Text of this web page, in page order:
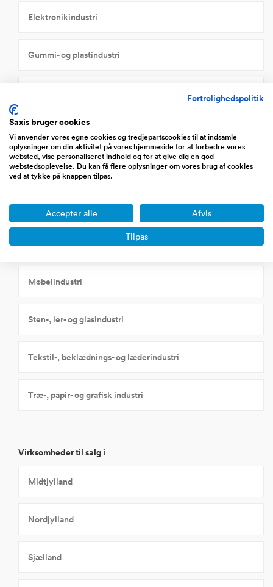
Elektronikindustri
Gummi- og plastindustri
Landbrug, fiskeri og råvareudvinding
Levnedsmiddelindustri
Maskinindustri
Mineralolie- og kemisk industri
Møbelindustri
Sten-, ler- og glasindustri
Tekstil-, beklædnings- og læderindustri
Træ-, papir- og grafisk industri
Virksomheder til salg i
Midtjylland
Nordjylland
Sjælland
Fortrolighedspolitik
Saxis bruger cookies
Vi anvender vores egne cookies og tredjepartscookies til at indsamle
oplysninger om din aktivitet på vores hjemmeside for at forbedre vores
websted, vise personaliseret indhold og for at give dig en god
webstedsoplevelse. Du kan få flere oplysninger om vores brug af cookies
ved at tykke på knappen tilpas.
Accepter alle Afvis
Tilpas